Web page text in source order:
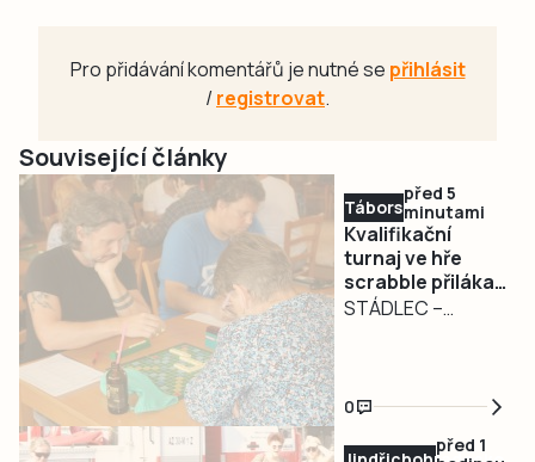
Pro přidávání komentářů je nutné se přihlásit
/registrovat.
Související články
Táborsko
před 5
minutami
Kvalifikační
turnaj ve hře
scrabble přilákal
do Stádlce na
STÁDLEC –
hostila v sobotu 8.
srpna Stádlecká
restaurace.
0
před 1